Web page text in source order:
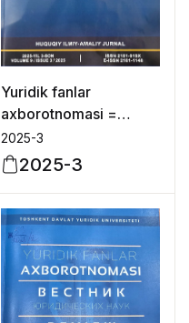
Yuridik fanlar
axborotnomasi =
Вестник
юридических наук =
Review of law
2025-3
2025-3